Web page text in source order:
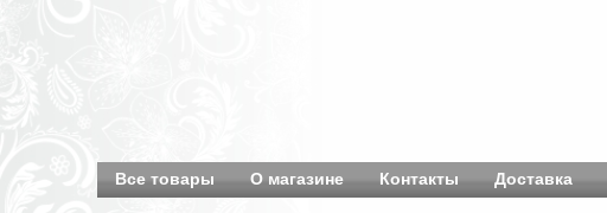
Все товары О магазине Контакты Доставка